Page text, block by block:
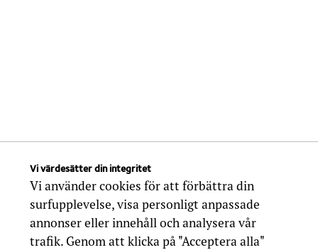
Vi värdesätter din integritet
Vi använder cookies för att förbättra din
surfupplevelse, visa personligt anpassade
annonser eller innehåll och analysera vår
trafik. Genom att klicka på "Acceptera alla"